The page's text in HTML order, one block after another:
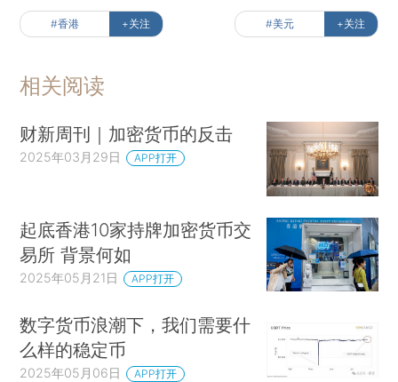
#香港 +关注 #美元 +关注
相关阅读
财新周刊｜加密货币的反击
2025年03月29日 APP打开
起底香港10家持牌加密货币交
易所 背景何如
2025年05月21日 APP打开
数字货币浪潮下，我们需要什
么样的稳定币
2025年05月06日 APP打开